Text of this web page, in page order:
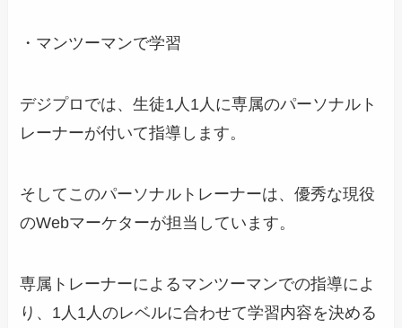
・マンツーマンで学習
デジプロでは、生徒1人1人に専属のパーソナルト
レーナーが付いて指導します。
そしてこのパーソナルトレーナーは、優秀な現役
のWebマーケターが担当しています。
専属トレーナーによるマンツーマンでの指導によ
り、1人1人のレベルに合わせて学習内容を決める